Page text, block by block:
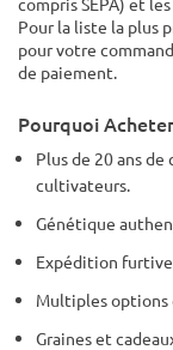
Pour la liste la plus
pour votre
de paiement.
Pourquoi
Plus de 20 ans
cultivateurs.
Génétique
Expédition
Multiples options
Graines et